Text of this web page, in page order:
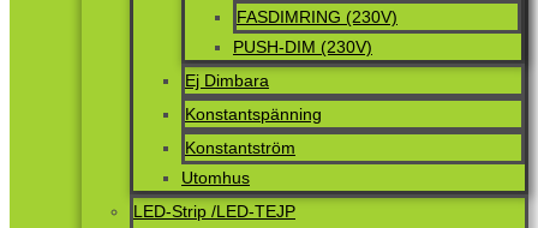
FASDIMRING (230V)
PUSH-DIM (230V)
Ej Dimbara
Konstantspänning
Konstantström
Utomhus
LED-Strip /LED-TEJP